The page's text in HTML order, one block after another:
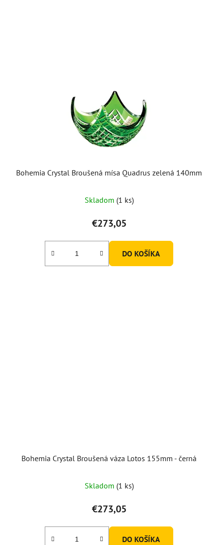
Bohemia Crystal Broušená mísa Quadrus zelená 140mm
Skladom (1 ks)
€273,05
DO KOŠÍKA
Bohemia Crystal Broušená váza Lotos 155mm - černá
Skladom (1 ks)
€273,05
DO KOŠÍKA